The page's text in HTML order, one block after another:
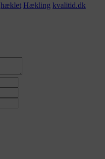
hæklet Hækling kvalitid.dk